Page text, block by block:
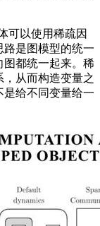
可以使用稀疏因
是图模型的统一
图都统一起来。稀
从而构造变量之
是给不同变量给一